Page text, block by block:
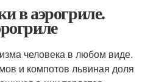
в аэрогриле.
человека в любом виде.
и компотов львиная доля